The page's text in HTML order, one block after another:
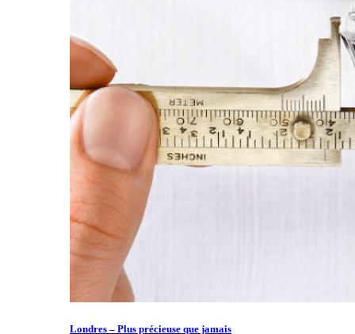
Londres – Plus précieuse que jamais